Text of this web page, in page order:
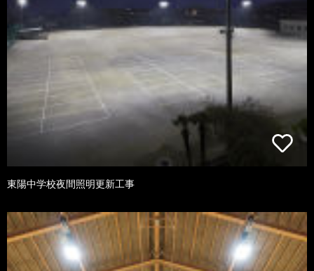
東陽中学校夜間照明更新工事